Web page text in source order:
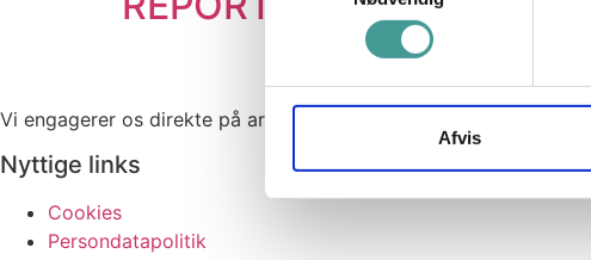
Afvis
Vi engagerer os direkte på arbejdspladserne, skaber dialog og
Nyttige links
Cookies
Persondatapolitik